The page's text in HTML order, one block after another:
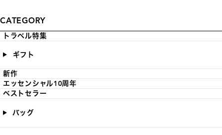
CATEGORY
トラベル特集
ギフト
新作
エッセンシャル10周年
ベストセラー
バッグ